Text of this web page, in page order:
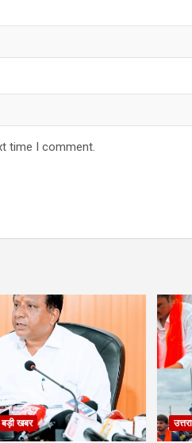
time I comment.
बड़ी खबर